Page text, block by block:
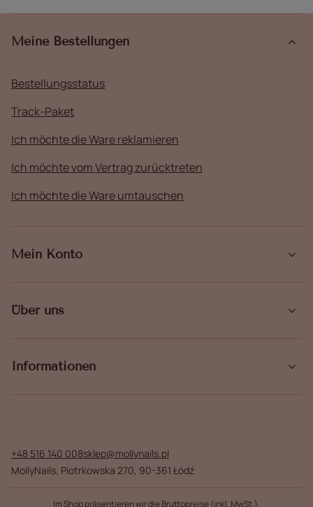
Meine Bestellungen
Bestellungsstatus
Track-Paket
Ich möchte die Ware reklamieren
Ich möchte vom Vertrag zurücktreten
Ich möchte die Ware umtauschen
Mein Konto
Über uns
Informationen
+48 516 140 008sklep@mollynails.pl
MollyNails, Piotrkowska 270, 90-361 Łódź
Im Shop präsentieren wir die Bruttopreise (inkl. MwSt.).